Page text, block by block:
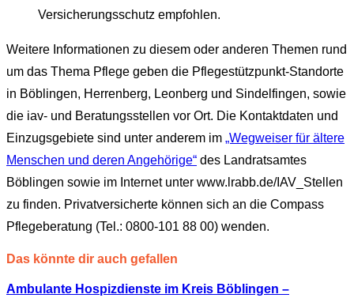
Versicherungsschutz empfohlen.
Weitere Informationen zu diesem oder anderen Themen rund
um das Thema Pflege geben die Pflegestützpunkt-Standorte
in Böblingen, Herrenberg, Leonberg und Sindelfingen, sowie
die iav- und Beratungsstellen vor Ort. Die Kontaktdaten und
Einzugsgebiete sind unter anderem im „Wegweiser für ältere
Menschen und deren Angehörige“ des Landratsamtes
Böblingen sowie im Internet unter www.lrabb.de/IAV_Stellen
zu finden. Privatversicherte können sich an die Compass
Pflegeberatung (Tel.: 0800-101 88 00) wenden.
Das könnte dir auch gefallen
Ambulante Hospizdienste im Kreis Böblingen –